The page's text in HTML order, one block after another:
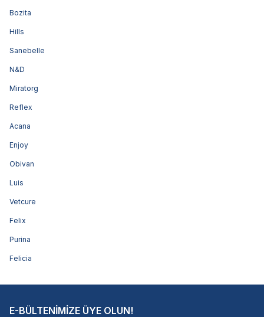
Bozita
Hills
Sanebelle
N&D
Miratorg
Reflex
Acana
Enjoy
Obivan
Luis
Vetcure
Felix
Purina
Felicia
E-BÜLTENİMİZE ÜYE OLUN!